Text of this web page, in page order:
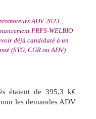
ADV 2023 ,
FRFS-WELBIO
déjà candidaté à un
(STG, CGR ou ADV)
étaient de 395,3 k€
les demandes ADV